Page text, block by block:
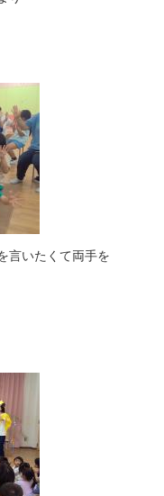
言いたくて両手を